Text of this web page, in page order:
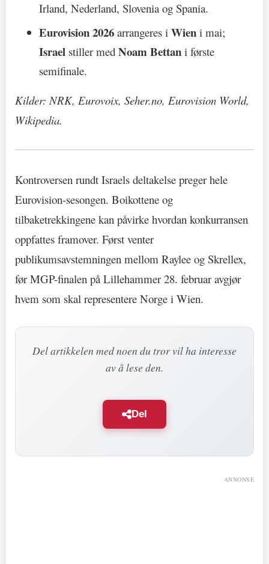
Irland, Nederland, Slovenia og Spania.
Eurovision 2026 arrangeres i Wien i mai;
Israel stiller med Noam Bettan i første
semifinale.
Kilder: NRK, Eurovoix, Seher.no, Eurovision World,
Wikipedia.
Kontroversen rundt Israels deltakelse preger hele
Eurovision-sesongen. Boikottene og
tilbaketrekkingene kan påvirke hvordan konkurransen
oppfattes framover. Først venter
publikumsavstemningen mellom Raylee og Skrellex,
før MGP-finalen på Lillehammer 28. februar avgjør
hvem som skal representere Norge i Wien.
Del artikkelen med noen du tror vil ha interesse
av å lese den.
Del
ANNONSE